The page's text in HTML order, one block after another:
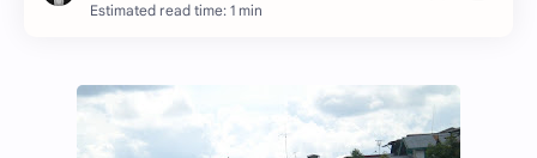
Estimated read time: 1 min